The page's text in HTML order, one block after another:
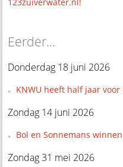
Eerder...
Donderdag 18 juni 2026
KNWU heeft half jaar voor
Zondag 14 juni 2026
Bol en Sonnemans
Zondag 31 mei 2026